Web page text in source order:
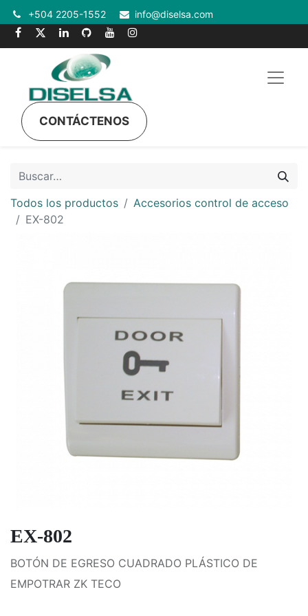
+504 2205-1552 info@diselsa.com
CONTÁCTENOS
Todos los productos
Accesorios control de acceso
EX-802
EX-802
BOTÓN DE EGRESO CUADRADO PLÁSTICO DE
EMPOTRAR ZK TECO